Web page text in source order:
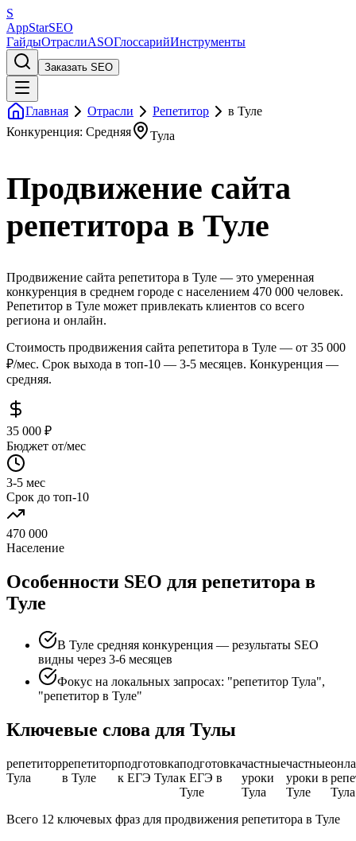
S
AppStarSEO
ГайдыОтраслиASOГлоссарийИнструменты
Заказать SEO
Главная Отрасли Репетитор
в Туле
Конкуренция: Средняя
Тула
Продвижение сайта
репетитора в Туле
Продвижение сайта репетитора в Туле — это умеренная
конкуренция в среднем городе с населением 470 000 человек.
Репетитор в Туле может привлекать клиентов со всего
региона и онлайн.
Стоимость продвижения сайта репетитора в Туле — от 35 000
₽/мес. Срок выхода в топ-10 — 3-5 месяцев. Конкуренция —
средняя.
35 000 ₽
Бюджет от/мес
3-5 мес
Срок до топ-10
470 000
Население
Особенности SEO для репетитора в
Туле
В Туле средняя конкуренция — результаты SEO
видны через 3-6 месяцев
Фокус на локальных запросах: "репетитор Тула",
"репетитор в Туле"
Ключевые слова для Тулы
репетитор
Тула
репетитор
в Туле
подготовка
к ЕГЭ Тула
подготовка
к ЕГЭ в
Туле
частные
уроки
Тула
частные
уроки в
Туле
Тула
Всего 12 ключевых фраз для продвижения репетитора в Туле